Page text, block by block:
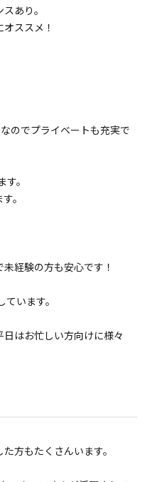
あり。
ススメ！
のでプライベートも充実で
。
。
経験の方も安心です！
います。
はお忙しい方向けに様々
方もたくさんいます。